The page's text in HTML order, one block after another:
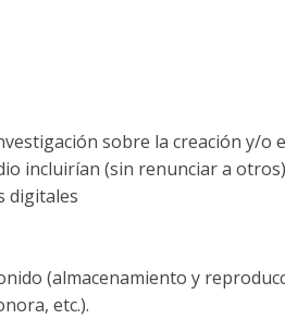
sobre la creación y/o
incluirían (sin renunciar a
digitales
(almacenamiento y
etc.).